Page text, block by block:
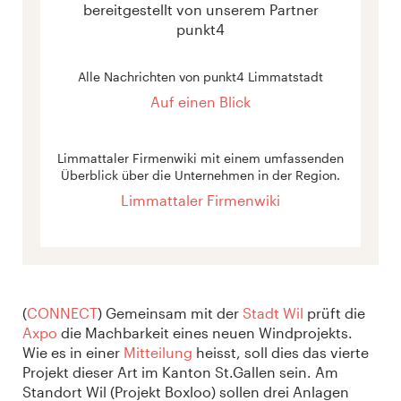
bereitgestellt von unserem Partner
punkt4
Alle Nachrichten von punkt4 Limmatstadt
Auf einen Blick
Limmattaler Firmenwiki mit einem umfassenden
Überblick über die Unternehmen in der Region.
Limmattaler Firmenwiki
(CONNECT) Gemeinsam mit der Stadt Wil prüft die
Axpo die Machbarkeit eines neuen Windprojekts.
Wie es in einer Mitteilung heisst, soll dies das vierte
Projekt dieser Art im Kanton St.Gallen sein. Am
Standort Wil (Projekt Boxloo) sollen drei Anlagen